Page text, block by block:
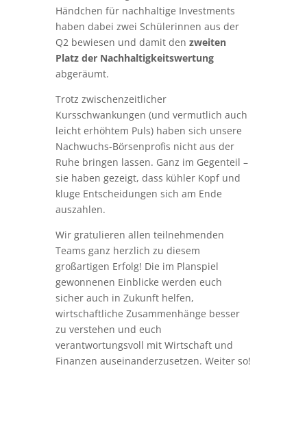
Händchen für nachhaltige Investments
haben dabei zwei Schülerinnen aus der
Q2 bewiesen und damit den zweiten
Platz der Nachhaltigkeitswertung
abgeräumt.
Trotz zwischenzeitlicher
Kursschwankungen (und vermutlich auch
leicht erhöhtem Puls) haben sich unsere
Nachwuchs-Börsenprofis nicht aus der
Ruhe bringen lassen. Ganz im Gegenteil –
sie haben gezeigt, dass kühler Kopf und
kluge Entscheidungen sich am Ende
auszahlen.
Wir gratulieren allen teilnehmenden
Teams ganz herzlich zu diesem
großartigen Erfolg! Die im Planspiel
gewonnenen Einblicke werden euch
sicher auch in Zukunft helfen,
wirtschaftliche Zusammenhänge besser
zu verstehen und euch
verantwortungsvoll mit Wirtschaft und
Finanzen auseinanderzusetzen. Weiter so!